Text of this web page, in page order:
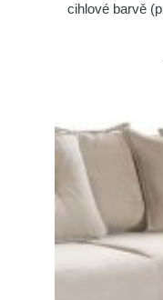
cihlové barvě